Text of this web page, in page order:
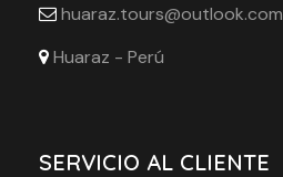
huaraz.tours@outlook.com
Huaraz - Perú
SERVICIO AL CLIENTE